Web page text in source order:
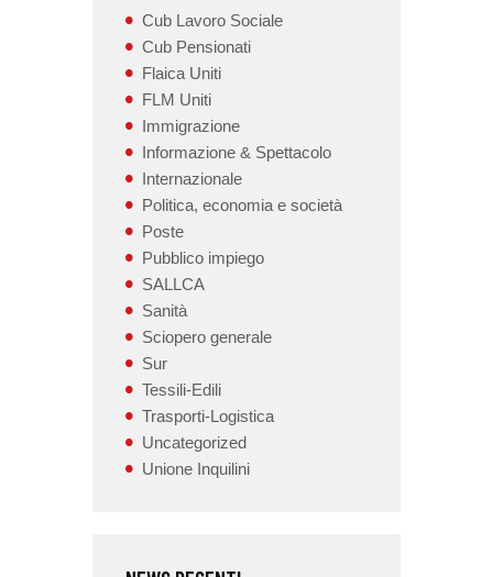
Cub Lavoro Sociale
Cub Pensionati
Flaica Uniti
FLM Uniti
Immigrazione
Informazione & Spettacolo
Internazionale
Politica, economia e società
Poste
Pubblico impiego
SALLCA
Sanità
Sciopero generale
Sur
Tessili-Edili
Trasporti-Logistica
Uncategorized
Unione Inquilini